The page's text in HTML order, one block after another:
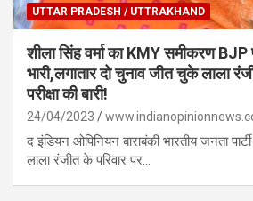
UTTAR PRADESH / UTTRAKHAND
शीला सिंह वर्मा का KMY समीकरण BJP
भारी,लगातार दो चुनाव जीत चुके लाला
परीक्षा की बारी!
24/04/2023
द इंडियन ओपिनियन बाराबंकी भारतीय जनता
लाला रंजीत के परिवार पर…